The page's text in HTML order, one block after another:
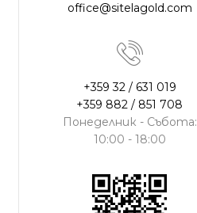
office@sitelagold.com
+359 32 / 631 019
+359 882 / 851 708
Понеделник - Събота:
10:00 - 18:00